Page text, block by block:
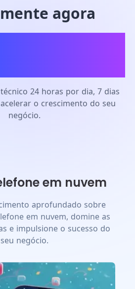
agora
24 horas por dia, 7 dias
o crescimento do seu
negócio.
em nuvem
aprofundado sobre
em nuvem, domine as
e impulsione o sucesso do
seu negócio.